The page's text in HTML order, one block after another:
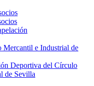
Mercantil e Industrial de
Deportiva del Círculo
de Sevilla